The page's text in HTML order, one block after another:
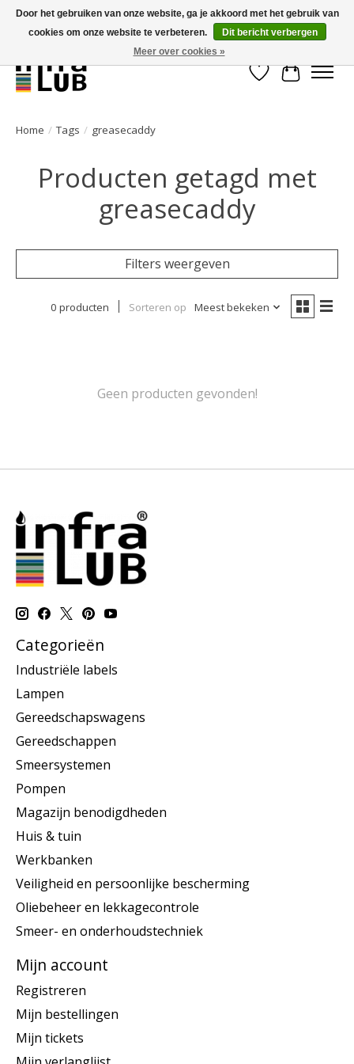
Minder stilstand, meer rendement!
Verlanglijst
Home / Tags / greasecaddy
Producten getagd met
greasecaddy
Filters weergeven
0 producten Sorteren op Meest bekeken
Geen producten gevonden!
Categorieën
Industriële labels
Lampen
Gereedschapswagens
Gereedschappen
Smeersystemen
Pompen
Magazijn benodigdheden
Huis & tuin
Werkbanken
Veiligheid en persoonlijke bescherming
Oliebeheer en lekkagecontrole
Smeer- en onderhoudstechniek
Mijn account
Registreren
Mijn bestellingen
Mijn tickets
Door het gebruiken van onze website, ga je akkoord met het gebruik van
cookies om onze website te verbeteren.
Dit bericht verbergen
Meer over cookies »